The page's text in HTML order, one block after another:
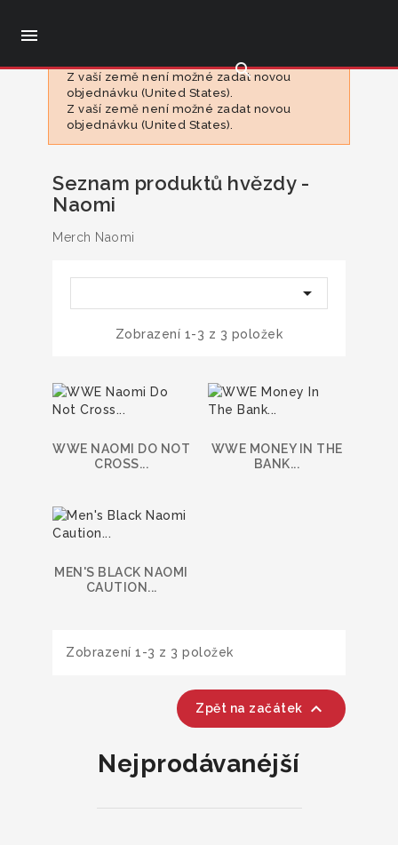

search
Z vaší země není možné zadat novou
objednávku (United States).
Z vaší země není možné zadat novou
objednávku (United States).
Seznam produktů hvězdy -
Naomi
Merch Naomi

Zobrazení 1-3 z 3 položek
WWE NAOMI DO NOT
CROSS...
WWE MONEY IN THE
BANK...
MEN'S BLACK NAOMI
CAUTION...
Zobrazení 1-3 z 3 položek
Zpět na začátek 
Nejprodávanéjší